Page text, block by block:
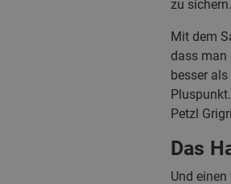
zu sichern.
Mit dem
dass man
besser
Petzl
Das
Und